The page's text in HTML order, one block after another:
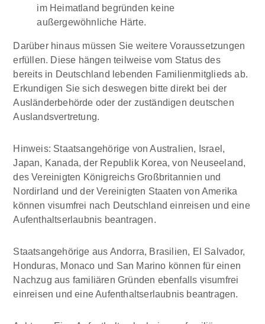
im Heimatland begründen keine
außergewöhnliche Härte.
Darüber hinaus müssen Sie weitere Voraussetzungen
erfüllen. Diese hängen teilweise vom Status des
bereits in Deutschland lebenden Familienmitglieds ab.
Erkundigen Sie sich deswegen bitte direkt bei der
Ausländerbehörde oder der zuständigen deutschen
Auslandsvertretung.
Hinweis: Staatsangehörige von Australien, Israel,
Japan, Kanada, der Republik Korea, von Neuseeland,
des Vereinigten Königreichs Großbritannien und
Nordirland und der Vereinigten Staaten von Amerika
können visumfrei nach Deutschland einreisen und eine
Aufenthaltserlaubnis beantragen.
Staatsangehörige aus Andorra, Brasilien, El Salvador,
Honduras, Monaco und San Marino können für einen
Nachzug aus familiären Gründen ebenfalls visumfrei
einreisen und eine Aufenthaltserlaubnis beantragen.